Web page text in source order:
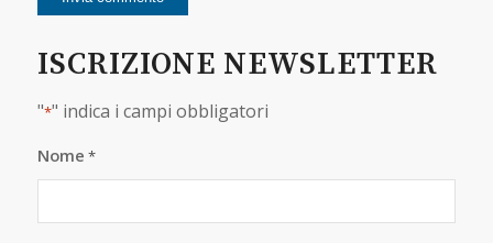
ISCRIZIONE NEWSLETTER
"*" indica i campi obbligatori
Nome *